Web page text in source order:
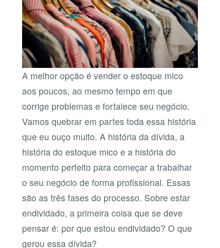
A melhor opção é vender o estoque mico
aos poucos, ao mesmo tempo em que
corrige problemas e fortalece seu negócio.
Vamos quebrar em partes toda essa história
que eu ouço muito. A história da dívida, a
história do estoque mico e a história do
momento perfeito para começar a trabalhar
o seu negócio de forma profissional. Essas
são as três fases do processo. Sobre estar
endividado, a primeira coisa que se deve
pensar é: por que estou endividado? O que
gerou essa dívida?